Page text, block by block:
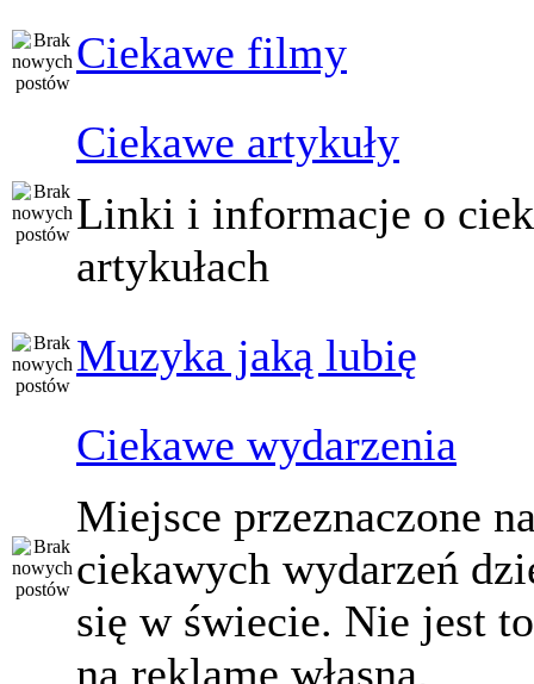
Ciekawe filmy
Ciekawe artykuły
Linki i informacje o
artykułach
Muzyka jaką lubię
Ciekawe wydarzenia
Miejsce przeznaczone
ciekawych wydarzeń
się w świecie. Nie jest
na reklamę własną.